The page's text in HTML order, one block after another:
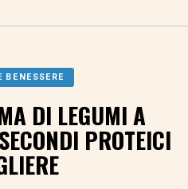
BENESSERE
DI LEGUMI A
PROTEICI